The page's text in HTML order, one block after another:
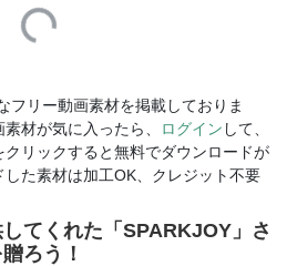
フリー動画素材を掲載しておりま
材が気に入ったら、
ログイン して、
リックすると無料でダウンロードが
た素材は加工OK、クレジット不要
てくれた「 SPARKJOY 」さ
ろう！